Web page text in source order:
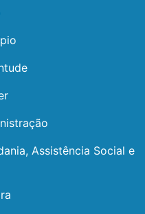
Assistência Social e